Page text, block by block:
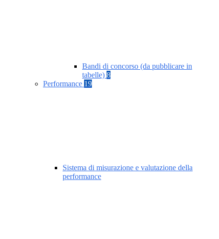
Bandi di concorso (da pubblicare in
tabelle) 8
Performance 19
Sistema di misurazione e valutazione della
performance